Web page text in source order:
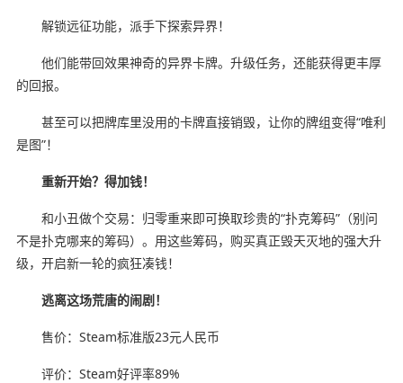
解锁远征功能，派手下探索异界！
他们能带回效果神奇的异界卡牌。升级任务，还能获得更丰厚
的回报。
甚至可以把牌库里没用的卡牌直接销毁，让你的牌组变得“唯利
是图”！
重新开始？得加钱！
和小丑做个交易：归零重来即可换取珍贵的“扑克筹码”（别问
不是扑克哪来的筹码）。用这些筹码，购买真正毁天灭地的强大升
级，开启新一轮的疯狂凑钱！
逃离这场荒唐的闹剧！
售价：Steam标准版23元人民币
评价：Steam好评率89%